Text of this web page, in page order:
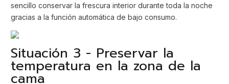
sencillo conservar la frescura interior durante toda la noche
gracias a la función automática de bajo consumo.
Situación 3 - Preservar la
temperatura en la zona de la
cama